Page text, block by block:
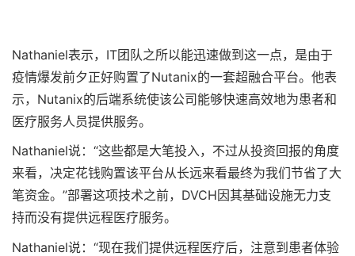
Nathaniel表示，IT团队之所以能迅速做到这一点，是由于
疫情爆发前夕正好购置了Nutanix的一套超融合平台。他表
示，Nutanix的后端系统使该公司能够快速高效地为患者和
医疗服务人员提供服务。
Nathaniel说：“这些都是大笔投入，不过从投资回报的角度
来看，决定花钱购置该平台从长远来看最终为我们节省了大
笔资金。”部署这项技术之前，DVCH因其基础设施无力支
持而没有提供远程医疗服务。
Nathaniel说：“现在我们提供远程医疗后，注意到患者体验